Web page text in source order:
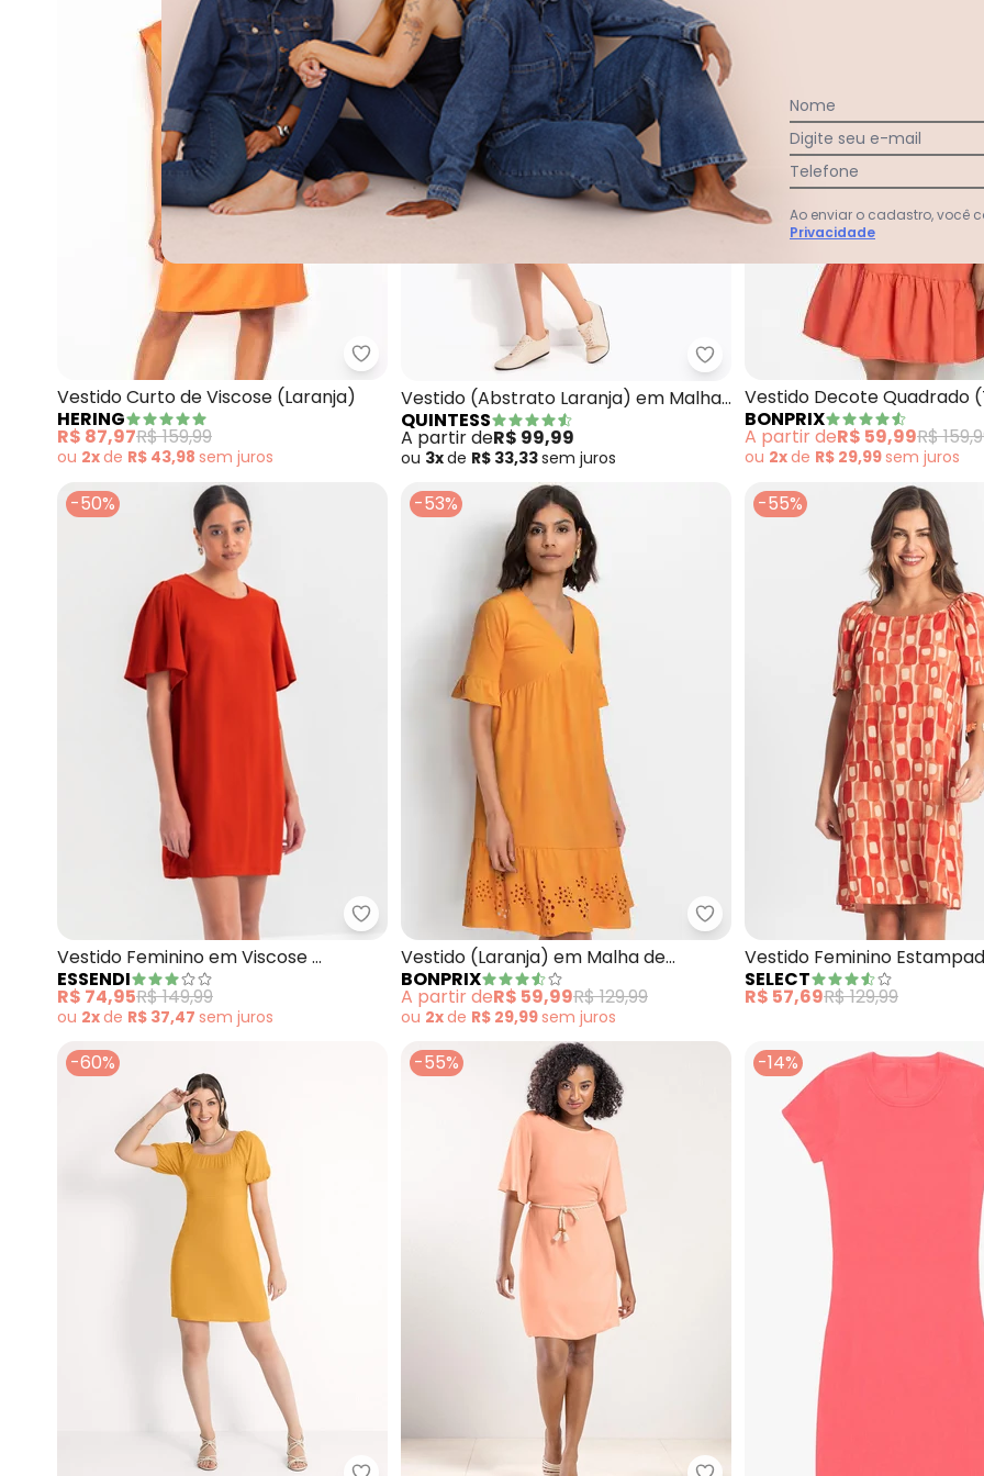
Hering - Vestido Curto de Viscose (Laranja)
Vestido Curto de Viscose (Laranja)
HERING
R$ 87,97R$ 159,99
ou 2xde R$ 43,98 sem juros
Quintess - Vestido (Abstrato
Vestido (Abstrato Laranja) em Malha
de Viscose
QUINTESS
A partir deR$ 99,99
ou 3xde R$ 33,33sem juros
Vestido Decote Quadrado
BONPRIX
A partir deR$ 59,99R$
ou 2xde R$ 29,99sem juros
-50%
Essendi - Vestido Feminino em Viscose (Laranja)
Vestido Feminino em Viscose
(Laranja)
ESSENDI
R$ 74,95R$ 149,99
ou 2xde R$ 37,47 sem juros
-53%
bonprix - Vestido (Laranja) em
Vestido (Laranja) em Malha de
Algodão
BONPRIX
A partir deR$ 59,99R$ 129,99
ou 2xde R$ 29,99sem juros
-55%
Vestido Feminino
(Laranja)
SELECT
R$ 57,69R$ 129,99
-60% -55% -14%
Nome
Digite seu e-mail
Telefone
Ao enviar o cadastro, você
Privacidade